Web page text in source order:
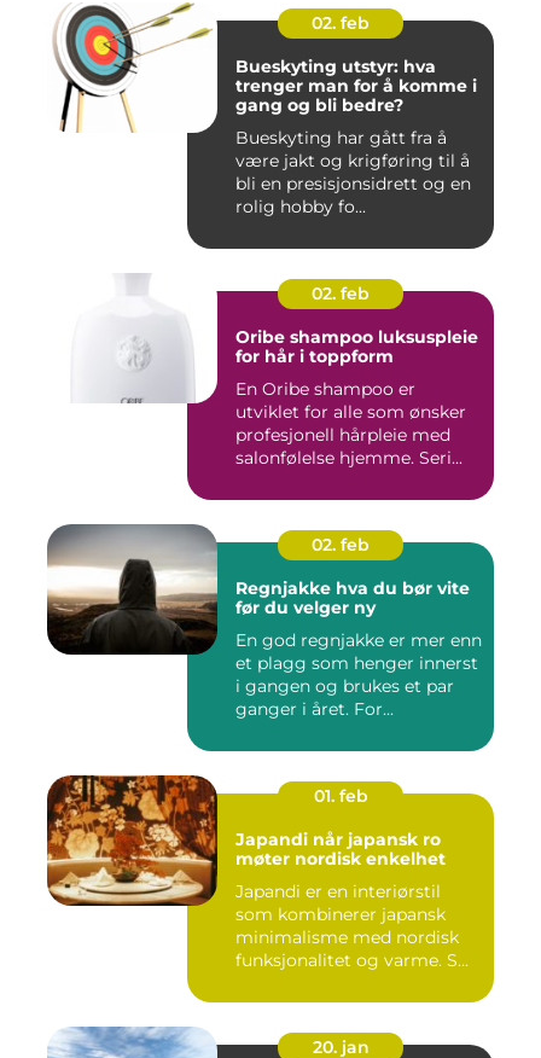
02. feb
Bueskyting utstyr: hva
trenger man for å komme i
gang og bli bedre?
Bueskyting har gått fra å
være jakt og krigføring til å
bli en presisjonsidrett og en
rolig hobby fo...
02. feb
Oribe shampoo luksuspleie
for hår i toppform
En Oribe shampoo er
utviklet for alle som ønsker
profesjonell hårpleie med
salonfølelse hjemme. Seri...
02. feb
Regnjakke hva du bør vite
før du velger ny
En god regnjakke er mer enn
et plagg som henger innerst
i gangen og brukes et par
ganger i året. For...
01. feb
Japandi når japansk ro
møter nordisk enkelhet
Japandi er en interiørstil
som kombinerer japansk
minimalisme med nordisk
funksjonalitet og varme. S...
20. jan